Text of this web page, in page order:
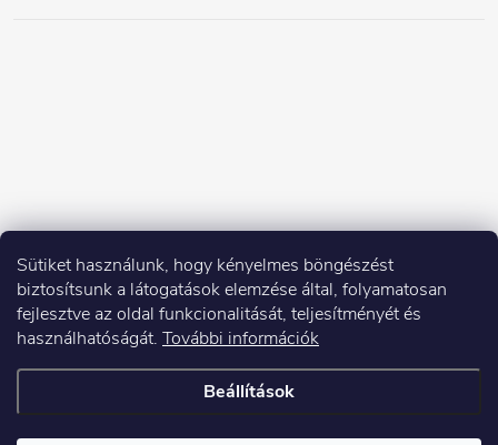
Sütiket használunk, hogy kényelmes böngészést
biztosítsunk a látogatások elemzése által, folyamatosan
fejlesztve az oldal funkcionalitását, teljesítményét és
használhatóságát. További információk
Beállítások
Copyright 2026Elektroshock.hu. Minden jog fenntartva.